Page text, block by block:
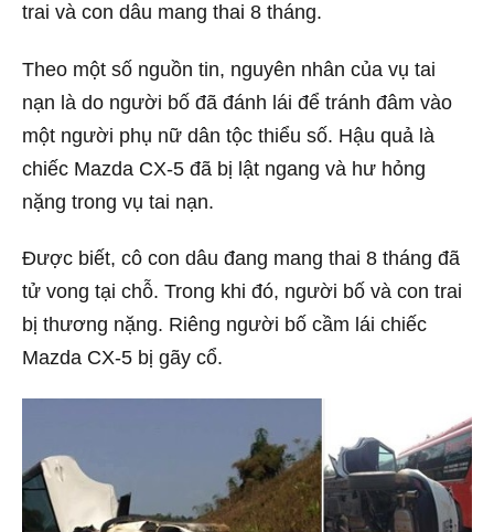
trai và con dâu mang thai 8 tháng.
Theo một số nguồn tin, nguyên nhân của vụ tai
nạn là do người bố đã đánh lái để tránh đâm vào
một người phụ nữ dân tộc thiểu số. Hậu quả là
chiếc Mazda CX-5 đã bị lật ngang và hư hỏng
nặng trong vụ tai nạn.
Được biết, cô con dâu đang mang thai 8 tháng đã
tử vong tại chỗ. Trong khi đó, người bố và con trai
bị thương nặng. Riêng người bố cầm lái chiếc
Mazda CX-5 bị gãy cổ.